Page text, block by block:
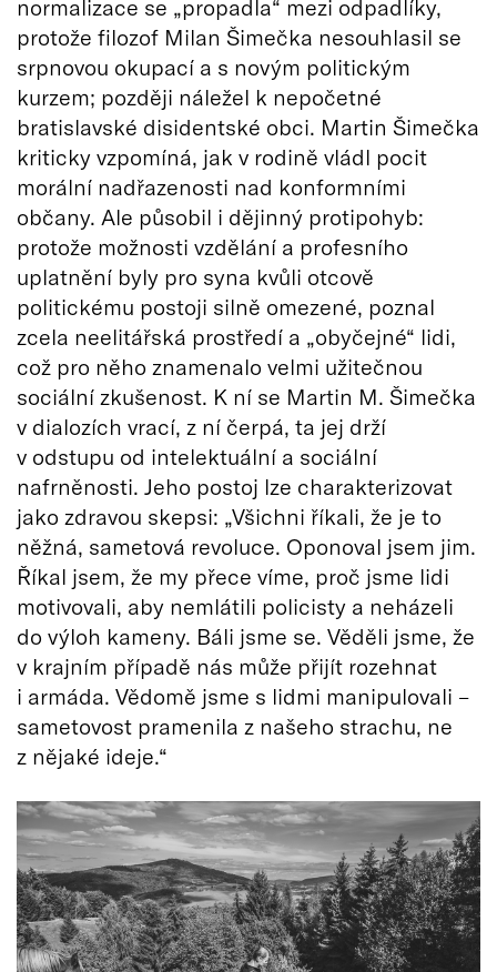
normalizace se „propadla“ mezi odpadlíky,
protože filozof Milan Šimečka nesouhlasil se
srpnovou okupací a s novým politickým
kurzem; později náležel k nepočetné
bratislavské disidentské obci. Martin Šimečka
kriticky vzpomíná, jak v rodině vládl pocit
morální nadřazenosti nad konformními
občany. Ale působil i dějinný protipohyb:
protože možnosti vzdělání a profesního
uplatnění byly pro syna kvůli otcově
politickému postoji silně omezené, poznal
zcela neelitářská prostředí a „obyčejné“ lidi,
což pro něho znamenalo velmi užitečnou
sociální zkušenost. K ní se Martin M. Šimečka
v dialozích vrací, z ní čerpá, ta jej drží
v odstupu od intelektuální a sociální
nafrněnosti. Jeho postoj lze charakterizovat
jako zdravou skepsi: „Všichni říkali, že je to
něžná, sametová revoluce. Oponoval jsem jim.
Říkal jsem, že my přece víme, proč jsme lidi
motivovali, aby nemlátili policisty a neházeli
do výloh kameny. Báli jsme se. Věděli jsme, že
v krajním případě nás může přijít rozehnat
i armáda. Vědomě jsme s lidmi manipulovali –
sametovost pramenila z našeho strachu, ne
z nějaké ideje.“